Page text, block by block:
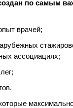
по самым
врачей;
ассоциациях;